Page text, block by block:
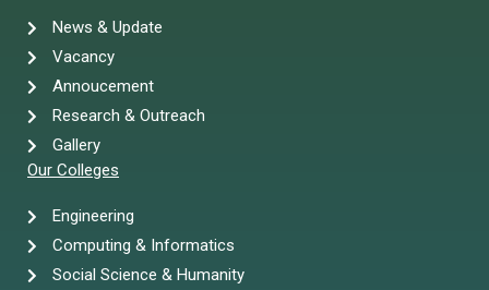
News & Update
Vacancy
Annoucement
Research & Outreach
Gallery
Our Colleges
Engineering
Computing & Informatics
Social Science & Humanity